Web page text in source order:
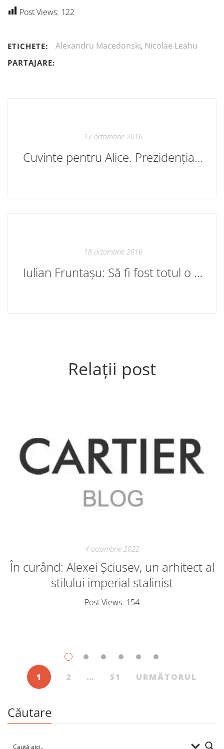
Post Views: 122
ETICHETE: Alexandru Macedonski, Nicolae Leahu
PARTAJARE:
17 octombrie 2016
Cuvinte pentru Alice. Prezidențiabilii
18 octombrie 2016
Iulian Fruntașu: Să fi fost totul o mare păcăleală?
Relații post
4 octombrie 2022
În curând: Alexei Șciusev, un arhitect al
stilului imperial stalinist
Post Views: 154
1 2 … 51 URMĂTORUL
Căutare